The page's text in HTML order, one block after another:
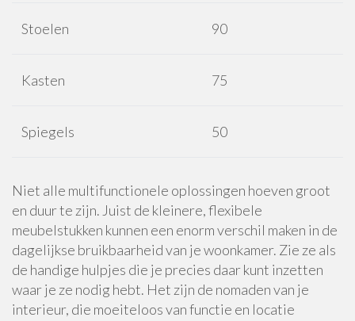
Stoelen 90
Kasten 75
Spiegels 50
Niet alle multifunctionele oplossingen hoeven groot
en duur te zijn. Juist de kleinere, flexibele
meubelstukken kunnen een enorm verschil maken in de
dagelijkse bruikbaarheid van je woonkamer. Zie ze als
de handige hulpjes die je precies daar kunt inzetten
waar je ze nodig hebt. Het zijn de nomaden van je
interieur, die moeiteloos van functie en locatie